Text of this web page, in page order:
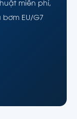
miễn phí,
EU/G7